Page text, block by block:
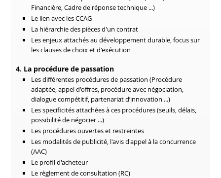
Financière, Cadre de réponse technique ...)
Le lien avec les CCAG
La hiérarchie des pièces d'un contrat
Les enjeux attachés au développement durable, focus sur
les clauses de choix et d'exécution
4. La procédure de passation
Les différentes procédures de passation (Procédure
adaptée, appel d'offres, procédure avec négociation,
dialogue compétitif, partenariat d’innovation ...)
Les specificités attachées à ces procédures (seuils, délais,
possibilité de négocier ...)
Les procédures ouvertes et restreintes
Les modalités de publicité, l'avis d'appel à la concurrence
(AAC)
Le profil d'acheteur
Le règlement de consultation (RC)